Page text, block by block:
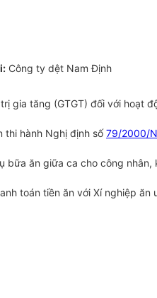
Công ty dệt Nam Định
tăng (GTGT) đối với hoạt
thi hành Nghị định số79/2000/
ăn giữa ca cho công
toán tiền ăn với Xí nghiệp